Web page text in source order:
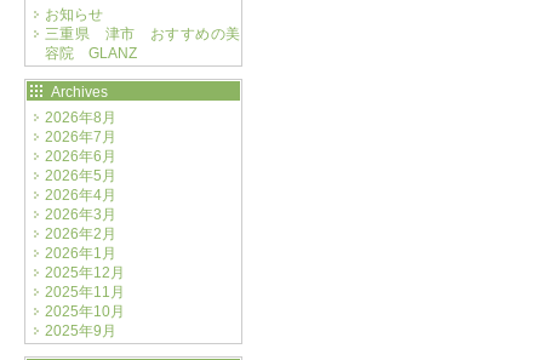
お知らせ
三重県 津市 おすすめの美
容院 GLANZ
Archives
2026年8月
2026年7月
2026年6月
2026年5月
2026年4月
2026年3月
2026年2月
2026年1月
2025年12月
2025年11月
2025年10月
2025年9月